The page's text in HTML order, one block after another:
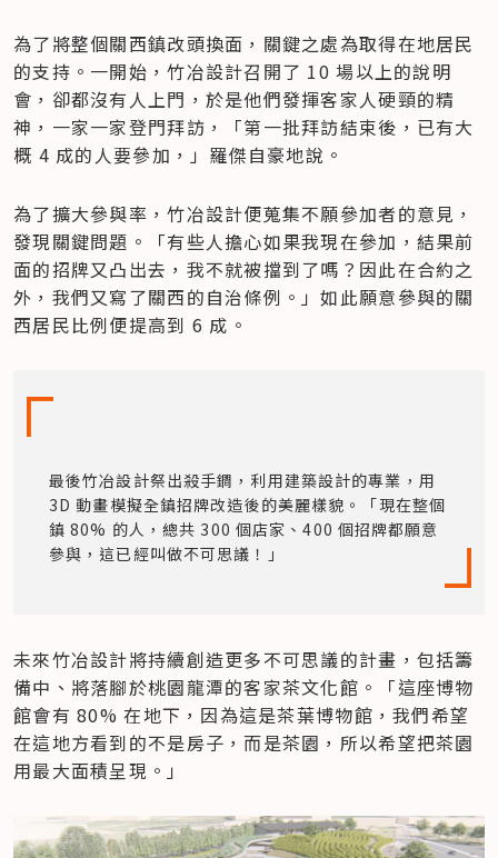
為了將整個關西鎮改頭換面，關鍵之處為取得在地居民
的支持。一開始，竹冶設計召開了 10 場以上的說明
會，卻都沒有人上門，於是他們發揮客家人硬頸的精
神，一家一家登門拜訪，「第一批拜訪結束後，已有大
概 4 成的人要參加，」羅傑自豪地說。
為了擴大參與率，竹冶設計便蒐集不願參加者的意見，
發現關鍵問題。「有些人擔心如果我現在參加，結果前
面的招牌又凸出去，我不就被擋到了嗎？因此在合約之
外，我們又寫了關西的自治條例。」如此願意參與的關
西居民比例便提高到 6 成。
最後竹冶設計祭出殺手鐧，利用建築設計的專業，用
3D 動畫模擬全鎮招牌改造後的美麗樣貌。「現在整個
鎮 80% 的人，總共 300 個店家、400 個招牌都願意
參與，這已經叫做不可思議！」
未來竹冶設計將持續創造更多不可思議的計畫，包括籌
備中、將落腳於桃園龍潭的客家茶文化館。「這座博物
館會有 80% 在地下，因為這是茶葉博物館，我們希望
在這地方看到的不是房子，而是茶園，所以希望把茶園
用最大面積呈現。」